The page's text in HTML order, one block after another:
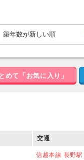
めて「お気に入り」
交通
信越本線 長野